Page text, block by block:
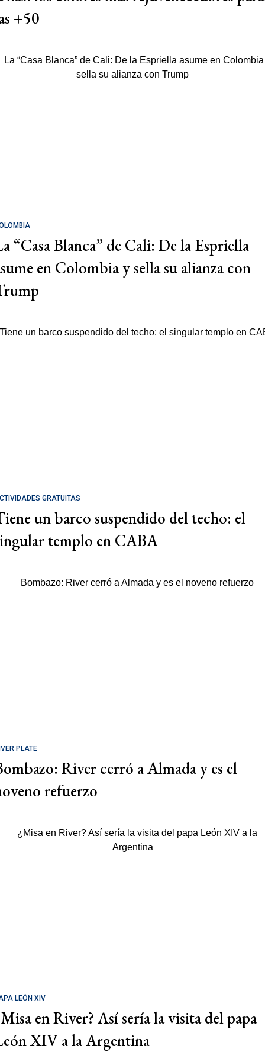
+50
“Casa Blanca” de Cali: De la Espriella
en Colombia y sella su alianza con
GRATUITAS
un barco suspendido del techo: el
templo en CABA
PLATE
River cerró a Almada y es el
refuerzo
LEÓN XIV
en River? Así sería la visita del papa
XIV a la Argentina